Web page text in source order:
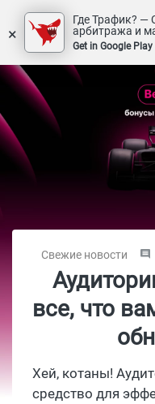
×
Где Трафик? —
арбитража и
Get in Google Play
Свежие новости
все, что
Хей, котаны!
средство для